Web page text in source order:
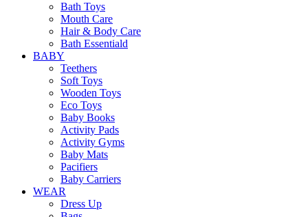
Bath Toys
Mouth Care
Hair & Body Care
Bath Essentiald
BABY
Teethers
Soft Toys
Wooden Toys
Eco Toys
Baby Books
Activity Pads
Activity Gyms
Baby Mats
Pacifiers
Baby Carriers
WEAR
Dress Up